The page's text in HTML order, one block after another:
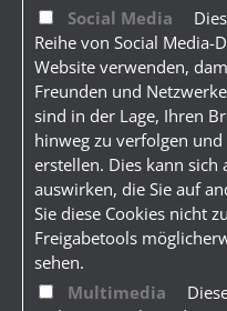
Social Media
Reihe von Social Media-
Website verwenden,
Freunden und
sind in der Lage, Ihren
hinweg zu verfolgen
erstellen. Dies kann
auswirken, die Sie auf
Sie diese Cookies nicht
Freigabetools
sehen.
Multimedia